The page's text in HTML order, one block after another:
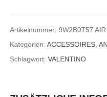
Artikelnummer: 9W2B0T57
Kategorien: ACCESSOIRES
Schlagwort: VALENTINO